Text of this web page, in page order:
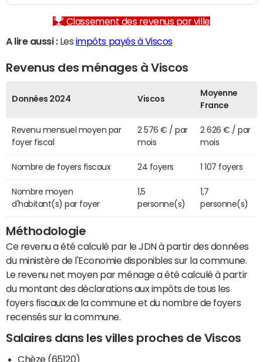
Classement des revenus par ville
A lire aussi :Les impôts payés à Viscos
Revenus des ménages à Viscos
Données 2024 Viscos
Moyenne
France
Revenu mensuel moyen par
foyer fiscal
2 576 € / par
mois
2 626 € / par
mois
Nombre de foyers fiscaux 24 foyers 1 107 foyers
Nombre moyen
d'habitant(s) par foyer
1,5
personne(s)
1,7
personne(s)
Méthodologie
Ce revenu a été calculé par le JDN à partir des données
du ministère de l'Economie disponibles sur la commune.
Le revenu net moyen par ménage a été calculé à partir
du montant des déclarations aux impôts de tous les
foyers fiscaux de la commune et du nombre de foyers
recensés sur la commune.
Salaires dans les villes proches de Viscos
Chèze (65120)